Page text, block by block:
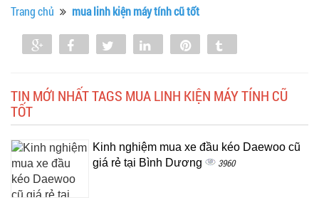
Trang chủ mua linh kiện máy tính cũ tốt
Share Share Tweet Share
TIN MỚI NHẤT TAGS MUA LINH KIỆN MÁY TÍNH CŨ
TỐT
Kinh nghiệm mua xe đầu kéo Daewoo cũ
giá rẻ tại Bình Dương
3960